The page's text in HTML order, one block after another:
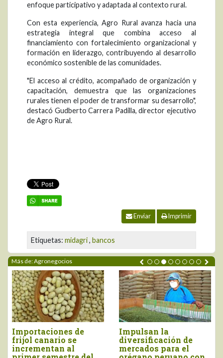
enfoque participativo y adaptada al contexto rural.
Con esta experiencia, Agro Rural avanza hacia una
estrategia integral que combina acceso al
financiamiento con fortalecimiento organizacional y
formación en liderazgo, contribuyendo al desarrollo
económico sostenible de las comunidades.
"El acceso al crédito, acompañado de organización y
capacitación, demuestra que las organizaciones
rurales tienen el poder de transformar su desarrollo",
destacó Gudberto Carrera Padilla, director ejecutivo
de Agro Rural.
Enviar Imprimir
Etiquetas: midagri, bancos
Más de: Agronegocios
Perú importó vino por
más de US$ 16,4
millones, entre enero
Tres pilares para
impulsar la
competitividad del